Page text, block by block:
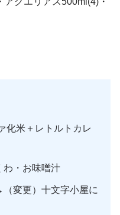
化米＋レトルトカレ
わ・お味噌汁
変更）十文字小屋に